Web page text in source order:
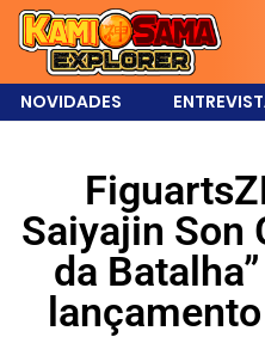
NOVIDADES
Saiyajin Son
da